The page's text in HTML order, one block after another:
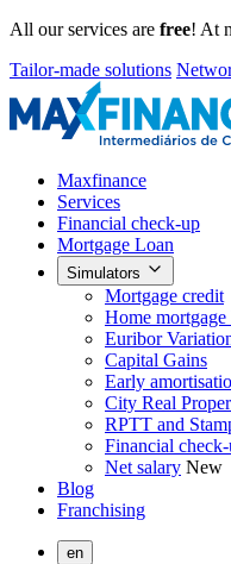
All our services are free! At
Tailor-made solutions
Maxfinance
Services
Financial check-up
Mortgage Loan
Simulators
Mortgage credit
Home
Euribor
Capital Gains
Early
City Real
RPTT and
Financial
Net salary New
Blog
Franchising
en